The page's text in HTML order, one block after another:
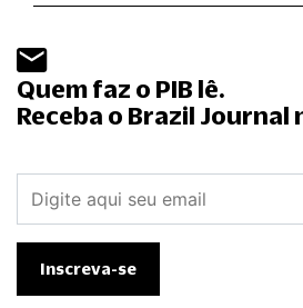
Quem faz o PIB lê.
Receba o Brazil Journal